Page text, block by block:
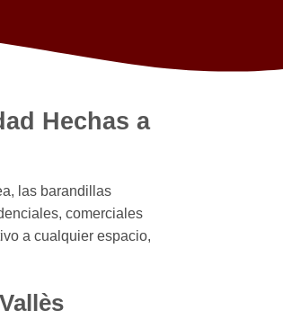
Hechas a
las barandillas
comerciales
a cualquier espacio,